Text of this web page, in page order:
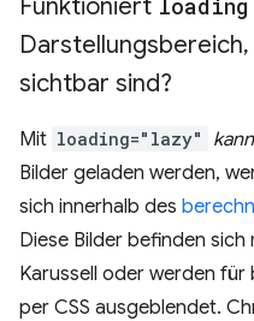
Funktioniert
Darstellungsbereich,
sichtbar sind?
Mit loading="lazy" kann
Bilder geladen werden,
sich innerhalb des
Diese Bilder befinden
Karussell oder werden
per CSS ausgeblendet.